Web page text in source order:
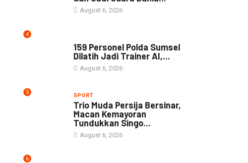
August 6, 2026
4
159 Personel Polda Sumsel
Dilatih Jadi Trainer AI,...
August 6, 2026
5 SPORT
Trio Muda Persija Bersinar,
Macan Kemayoran
Tundukkan Singo...
August 6, 2026
6